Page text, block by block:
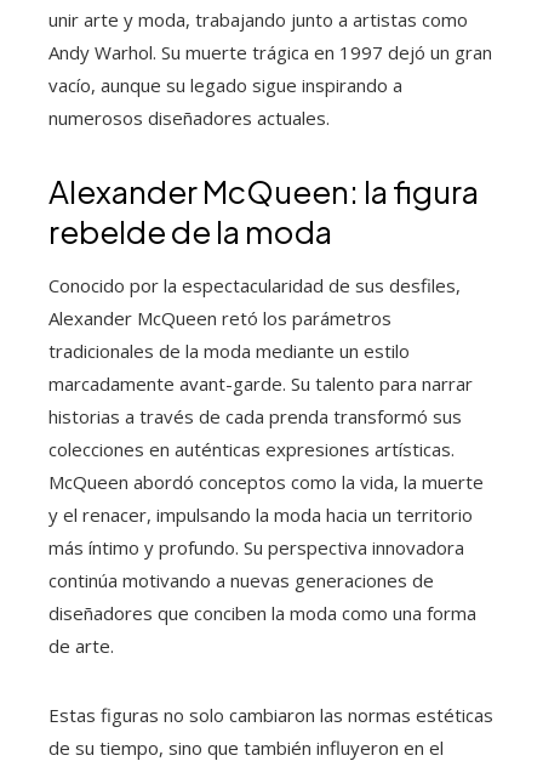
unir arte y moda, trabajando junto a artistas como
Andy Warhol. Su muerte trágica en 1997 dejó un gran
vacío, aunque su legado sigue inspirando a
numerosos diseñadores actuales.
Alexander McQueen: la figura
rebelde de la moda
Conocido por la espectacularidad de sus desfiles,
Alexander McQueen retó los parámetros
tradicionales de la moda mediante un estilo
marcadamente avant-garde. Su talento para narrar
historias a través de cada prenda transformó sus
colecciones en auténticas expresiones artísticas.
McQueen abordó conceptos como la vida, la muerte
y el renacer, impulsando la moda hacia un territorio
más íntimo y profundo. Su perspectiva innovadora
continúa motivando a nuevas generaciones de
diseñadores que conciben la moda como una forma
de arte.
Estas figuras no solo cambiaron las normas estéticas
de su tiempo, sino que también influyeron en el